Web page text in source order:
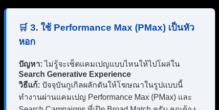
🛒 3. ใช้ Performance Max (PMax) เป็นหัว
หอก
ปัญหา: ไม่รู้จะเซ็ตแคมเปญแบบไหนให้ไปโผล่ใน
Search Generative Experience
วิธีแก้: ปัจจุบันกูเกิลผลักดันให้โฆษณาในรูปแบบนี้
ทำงานผ่านแคมเปญ Performance Max (PMax) และ